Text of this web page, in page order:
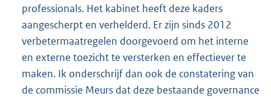
professionals. Het kabinet heeft deze kaders
aangescherpt en verhelderd. Er zijn sinds 2012
verbetermaatregelen doorgevoerd om het interne
en externe toezicht te versterken en effectiever te
maken. Ik onderschrijf dan ook de constatering van
de commissie Meurs dat deze bestaande governance